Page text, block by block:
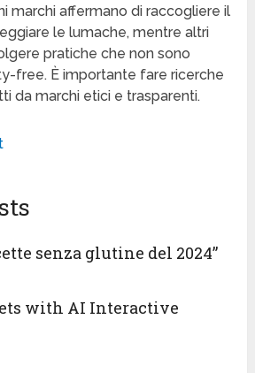
marchi affermano di raccogliere il
le lumache, mentre altri
pratiche che non sono
free. È importante fare ricerche
da marchi etici e trasparenti.
senza glutine del 2024”
with AI Interactive